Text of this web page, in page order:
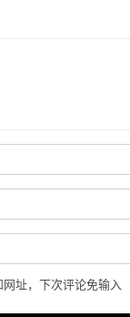
址，下次评论免输入